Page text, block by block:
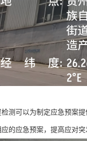
检测可以为制定应急预案
应的应急预案，提高应对突